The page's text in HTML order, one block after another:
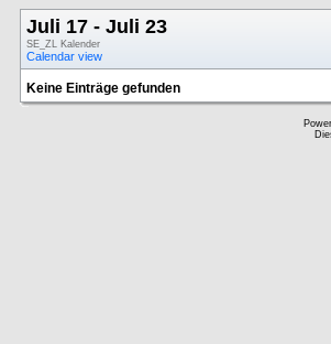
Juli 17 - Juli 23
SE_ZL Kalender
Calendar view
Keine Einträge gefunden